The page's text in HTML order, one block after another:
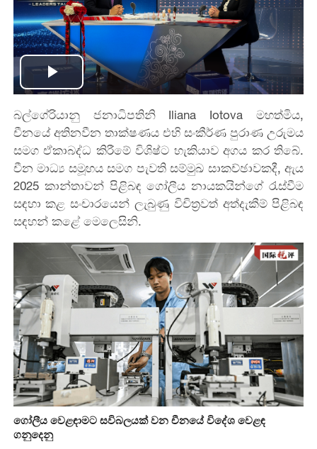
Play
Video
බල්ගේරියානු ජනාධිපතිනි Iliana Iotova මහත්මිය,
චීනයේ අතිනවීන තාක්ෂණය එහි සංකීර්ණ පුරාණ උරුමය
සමග ඒකාබද්ධ කිරීමේ විශිෂ්ට හැකියාව අගය කර තිබේ.
චීන මාධ්‍ය සමූහය සමග පැවති සම්මුඛ සාකච්ඡාවකදී, ඇය
2025 කාන්තාවන් පිළිබඳ ගෝලීය නායකයින්ගේ රැස්වීම
සඳහා කළ සංචාරයෙන් ලැබුණු විචිත්‍රවත් අත්දැකීම් පිළිබඳ
සඳහන් කළේ මෙලෙසිනි.
ගෝලීය වෙළඳාමට සවිබලයක් වන චීනයේ විදේශ වෙළඳ
ගනුදෙනු